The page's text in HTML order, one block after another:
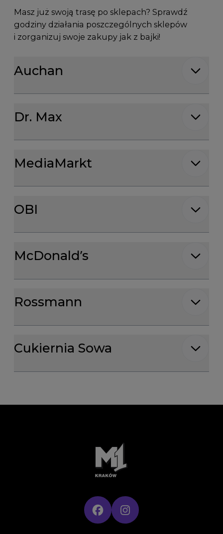
Masz już swoją trasę po sklepach? Sprawdź
godziny działania poszczególnych sklepów
i zorganizuj swoje zakupy jak z bajki!
Auchan
Dr. Max
MediaMarkt
OBI
McDonald’s
Rossmann
Cukiernia Sowa